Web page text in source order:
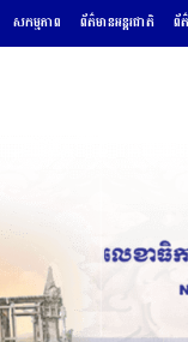
សកម្មភាព ព័ត៌មានអន្តរជាតិ ព័